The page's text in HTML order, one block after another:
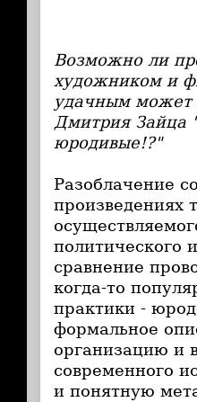
Возможно ли
художником и
удачным может
Дмитрия Зайца
юродивые!?"
Разоблачение
произведениях
политического
сравнение
когда-то
практики -
формальное
организацию и
современного
и понятную